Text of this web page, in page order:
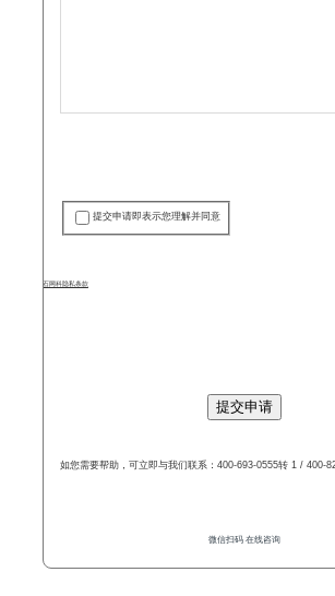
提交申请即表示您理解并同意
山石网科隐私条款
提交申请
如您需要帮助，可立即与我们联系：400-693-0555转 1 / 400-
微信扫码 在线咨询